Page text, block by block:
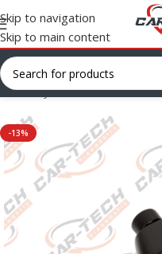
Skip to navigation
Skip to main content
Ana Sayfa/Servis Yardımcı
-13%